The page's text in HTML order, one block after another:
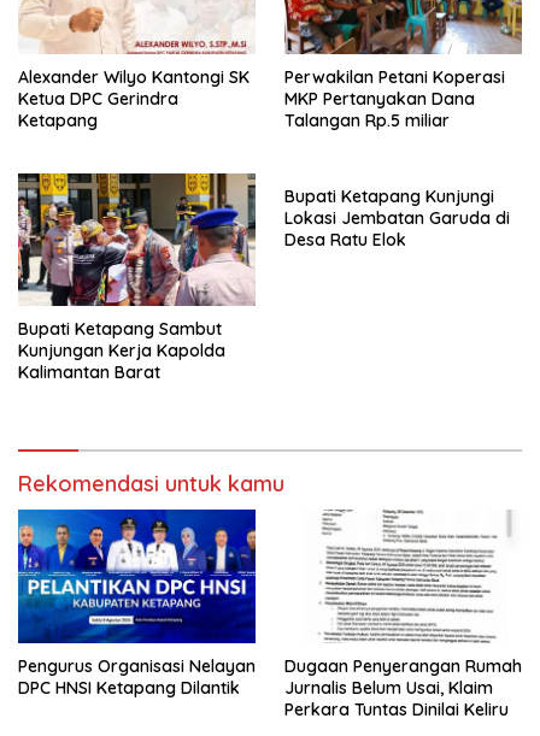
Alexander Wilyo Kantongi SK
Ketua DPC Gerindra
Ketapang
Perwakilan Petani Koperasi
MKP Pertanyakan Dana
Talangan Rp.5 miliar
Bupati Ketapang Sambut
Kunjungan Kerja Kapolda
Kalimantan Barat
Bupati Ketapang Kunjungi
Lokasi Jembatan Garuda di
Desa Ratu Elok
Rekomendasi untuk kamu
Pengurus Organisasi Nelayan
DPC HNSI Ketapang Dilantik
Dugaan Penyerangan Rumah
Jurnalis Belum Usai, Klaim
Perkara Tuntas Dinilai Keliru